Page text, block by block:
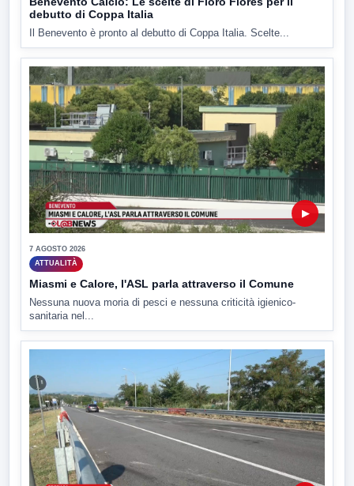
debutto di Coppa Italia
Il Benevento è pronto al debutto di Coppa Italia. Scelte...
▶
7 AGOSTO 2026
ATTUALITÀ
Miasmi e Calore, l'ASL parla attraverso il Comune
Nessuna nuova moria di pesci e nessuna criticità igienico-
sanitaria nel...